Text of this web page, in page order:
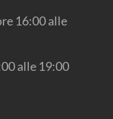
16:00 alle
alle 19:00